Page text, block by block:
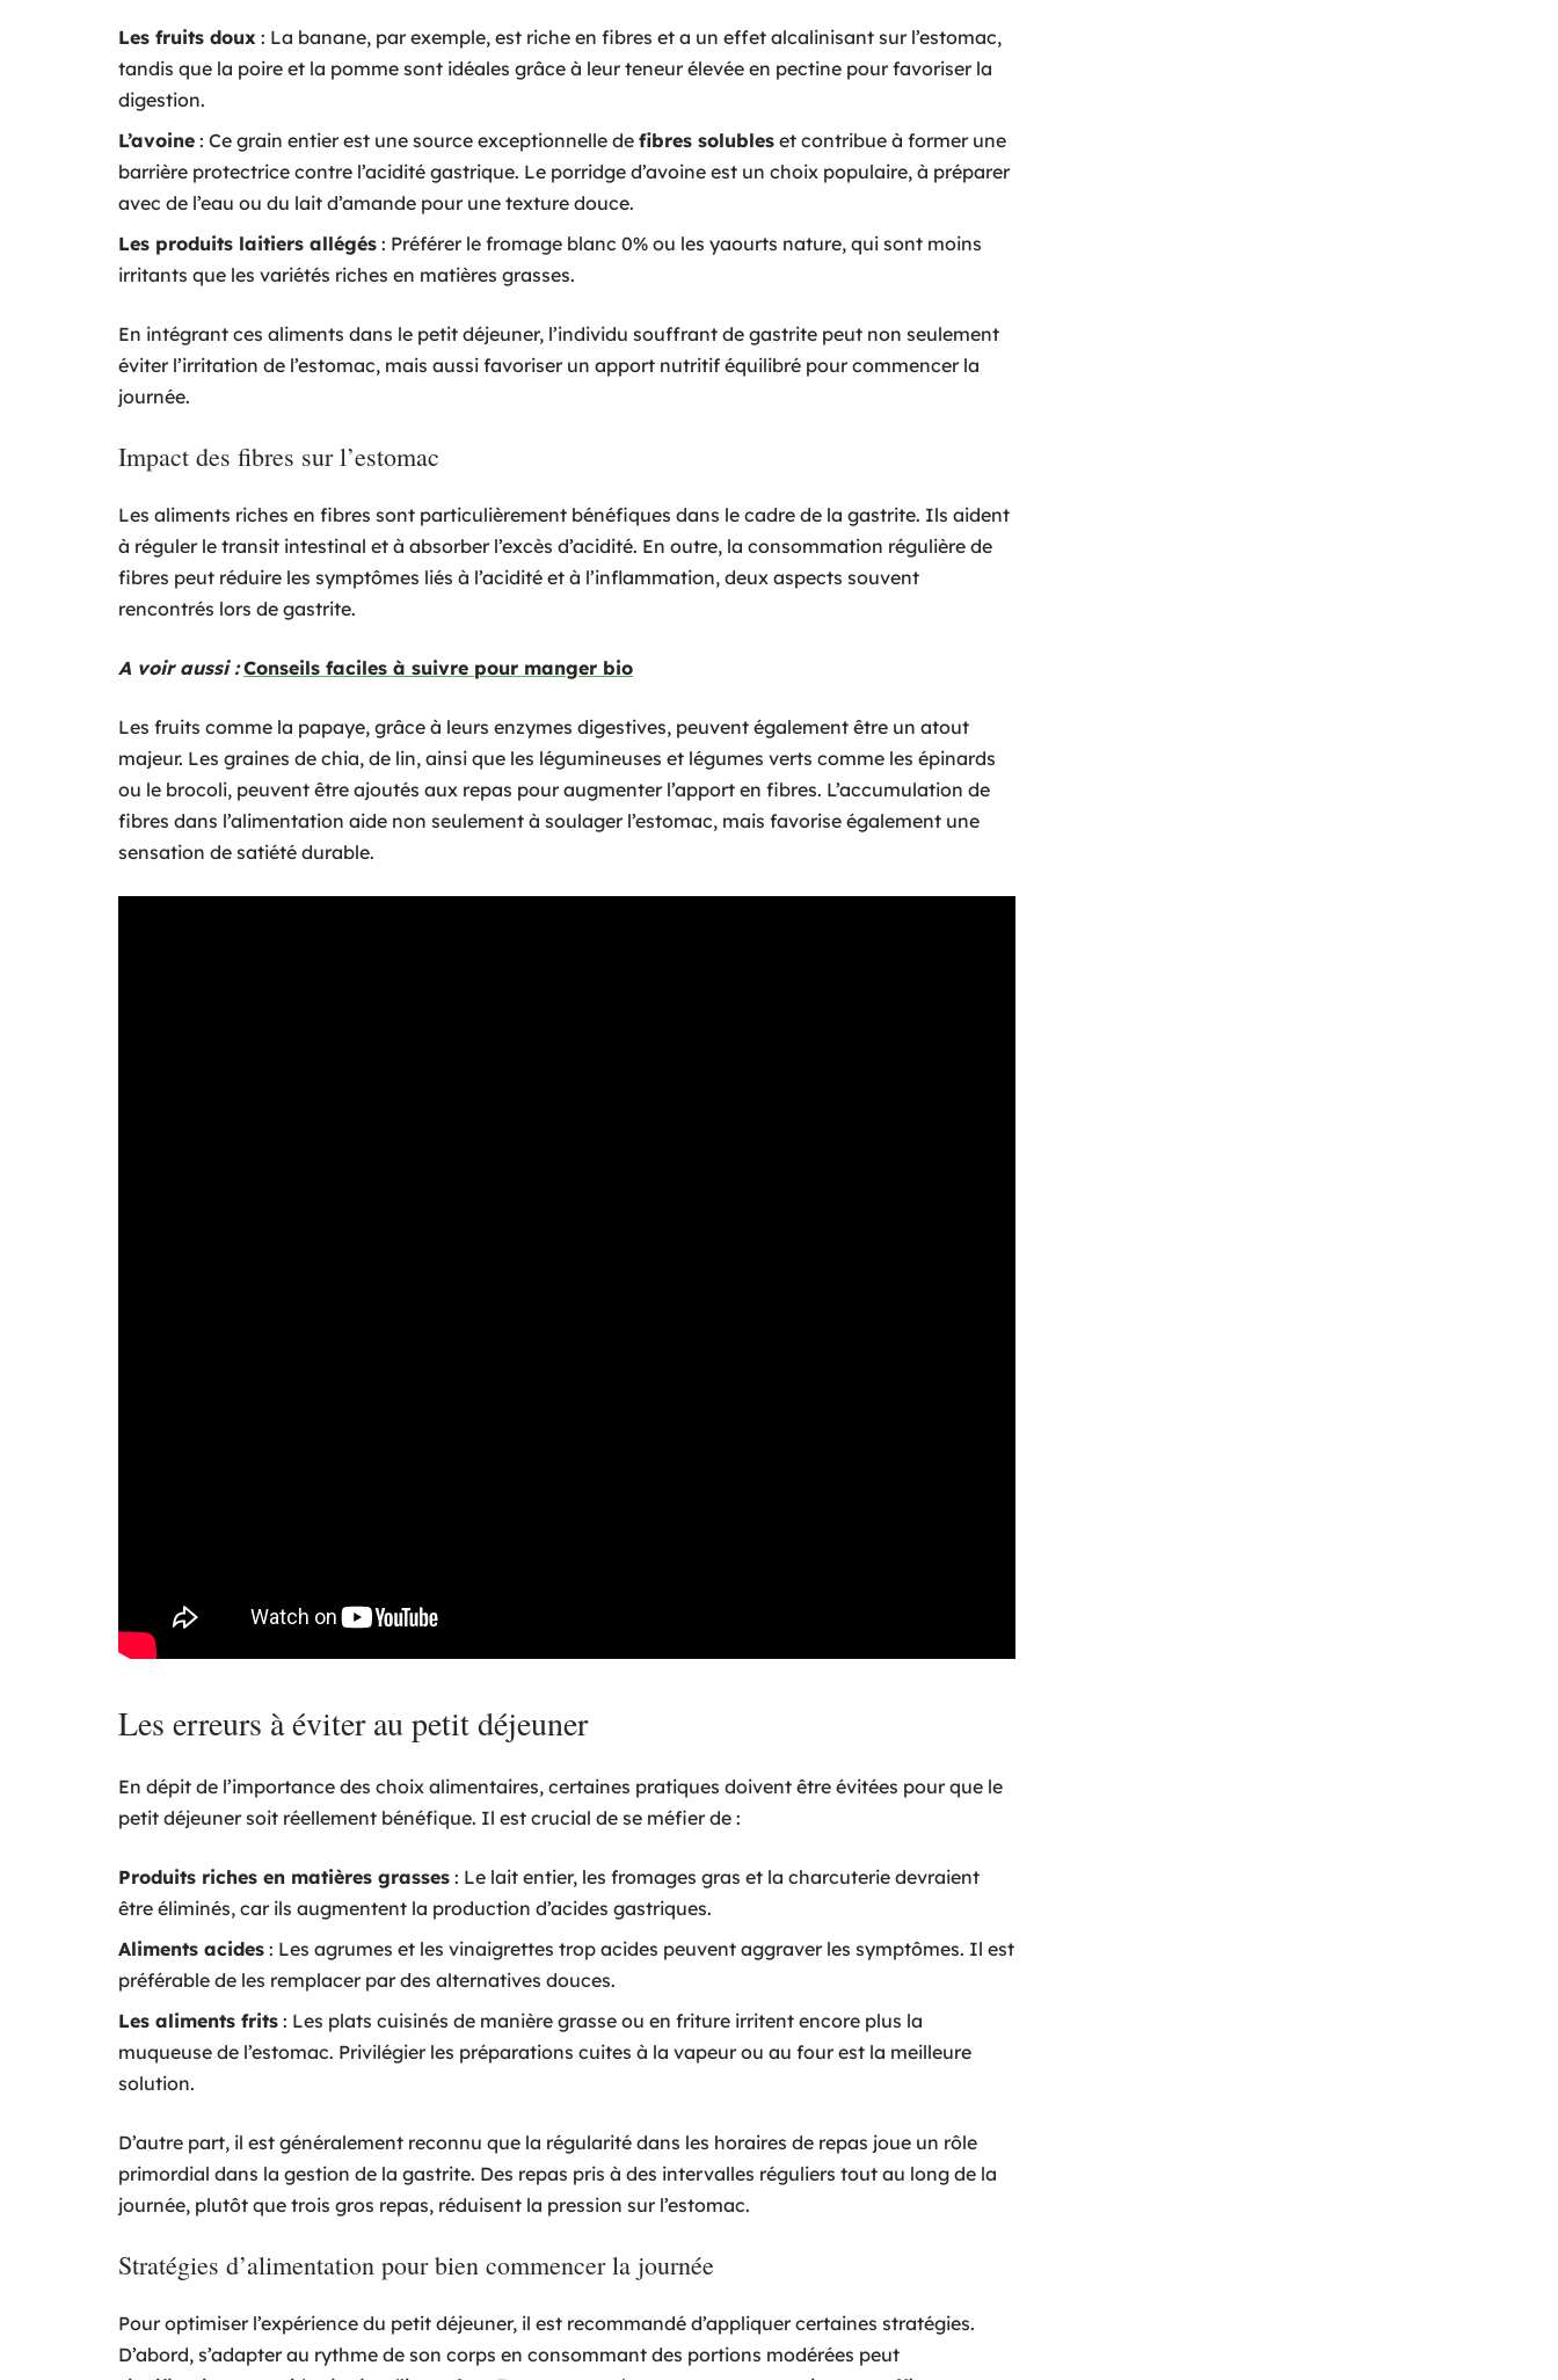
Les fruits doux : La banane, par exemple, est riche en fibres et a un effet alcalinisant sur l’estomac,
tandis que la poire et la pomme sont idéales grâce à leur teneur élevée en pectine pour favoriser la
digestion.
L’avoine : Ce grain entier est une source exceptionnelle de fibres solubles et contribue à former une
barrière protectrice contre l’acidité gastrique. Le porridge d’avoine est un choix populaire, à préparer
avec de l’eau ou du lait d’amande pour une texture douce.
Les produits laitiers allégés : Préférer le fromage blanc 0% ou les yaourts nature, qui sont moins
irritants que les variétés riches en matières grasses.
En intégrant ces aliments dans le petit déjeuner, l’individu souffrant de gastrite peut non seulement
éviter l’irritation de l’estomac, mais aussi favoriser un apport nutritif équilibré pour commencer la
journée.
Impact des fibres sur l’estomac
Les aliments riches en fibres sont particulièrement bénéfiques dans le cadre de la gastrite. Ils aident
à réguler le transit intestinal et à absorber l’excès d’acidité. En outre, la consommation régulière de
fibres peut réduire les symptômes liés à l’acidité et à l’inflammation, deux aspects souvent
rencontrés lors de gastrite.
A voir aussi : Conseils faciles à suivre pour manger bio
Les fruits comme la papaye, grâce à leurs enzymes digestives, peuvent également être un atout
majeur. Les graines de chia, de lin, ainsi que les légumineuses et légumes verts comme les épinards
ou le brocoli, peuvent être ajoutés aux repas pour augmenter l’apport en fibres. L’accumulation de
fibres dans l’alimentation aide non seulement à soulager l’estomac, mais favorise également une
sensation de satiété durable.
Les erreurs à éviter au petit déjeuner
En dépit de l’importance des choix alimentaires, certaines pratiques doivent être évitées pour que le
petit déjeuner soit réellement bénéfique. Il est crucial de se méfier de :
Produits riches en matières grasses : Le lait entier, les fromages gras et la charcuterie devraient
être éliminés, car ils augmentent la production d’acides gastriques.
Aliments acides : Les agrumes et les vinaigrettes trop acides peuvent aggraver les symptômes. Il est
préférable de les remplacer par des alternatives douces.
Les aliments frits : Les plats cuisinés de manière grasse ou en friture irritent encore plus la
muqueuse de l’estomac. Privilégier les préparations cuites à la vapeur ou au four est la meilleure
solution.
D’autre part, il est généralement reconnu que la régularité dans les horaires de repas joue un rôle
primordial dans la gestion de la gastrite. Des repas pris à des intervalles réguliers tout au long de la
journée, plutôt que trois gros repas, réduisent la pression sur l’estomac.
Stratégies d’alimentation pour bien commencer la journée
Pour optimiser l’expérience du petit déjeuner, il est recommandé d’appliquer certaines stratégies.
D’abord, s’adapter au rythme de son corps en consommant des portions modérées peut